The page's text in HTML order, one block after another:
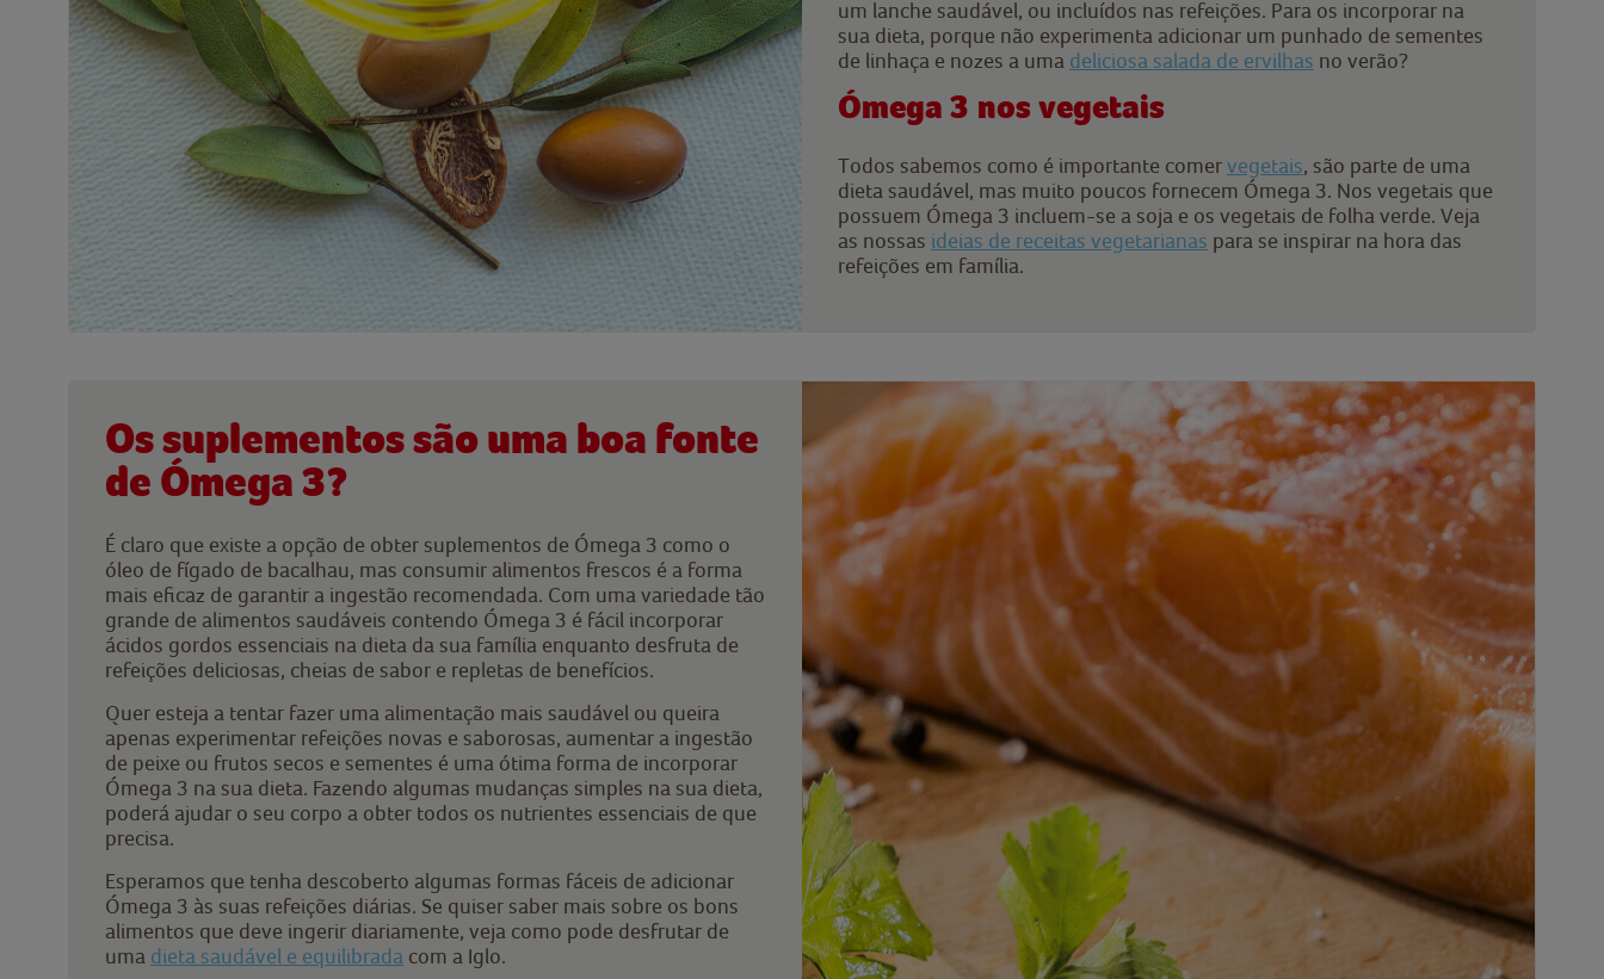
um lanche saudável, ou incluídos nas refeições. Para os incorporar na
sua dieta, porque não experimenta adicionar um punhado de sementes
de linhaça e nozes a uma deliciosa salada de ervilhas no verão?
Ómega 3 nos vegetais
Todos sabemos como é importante comervegetais, são parte de uma
dieta saudável, mas muito poucos fornecem Ómega 3. Nos vegetais que
possuem Ómega 3 incluem-se a soja e os vegetais de folha verde. Veja
as nossas ideias de receitas vegetarianas para se inspirar na hora das
refeições em família.
Os suplementos são uma boa fonte
de Ómega 3?
É claro que existe a opção de obter suplementos de Ómega 3 como o
óleo de fígado de bacalhau, mas consumir alimentos frescos é a forma
mais eficaz de garantir a ingestão recomendada. Com uma variedade tão
grande de alimentos saudáveis contendo Ómega 3 é fácil incorporar
ácidos gordos essenciais na dieta da sua família enquanto desfruta de
refeições deliciosas, cheias de sabor e repletas de benefícios.
Quer esteja a tentar fazer uma alimentação mais saudável ou queira
apenas experimentar refeições novas e saborosas, aumentar a ingestão
de peixe ou frutos secos e sementes é uma ótima forma de incorporar
Ómega 3 na sua dieta. Fazendo algumas mudanças simples na sua dieta,
poderá ajudar o seu corpo a obter todos os nutrientes essenciais de que
precisa.
Esperamos que tenha descoberto algumas formas fáceis de adicionar
Ómega 3 às suas refeições diárias. Se quiser saber mais sobre os bons
alimentos que deve ingerir diariamente, veja como pode desfrutar de
uma dieta saudável e equilibrada com a Iglo.